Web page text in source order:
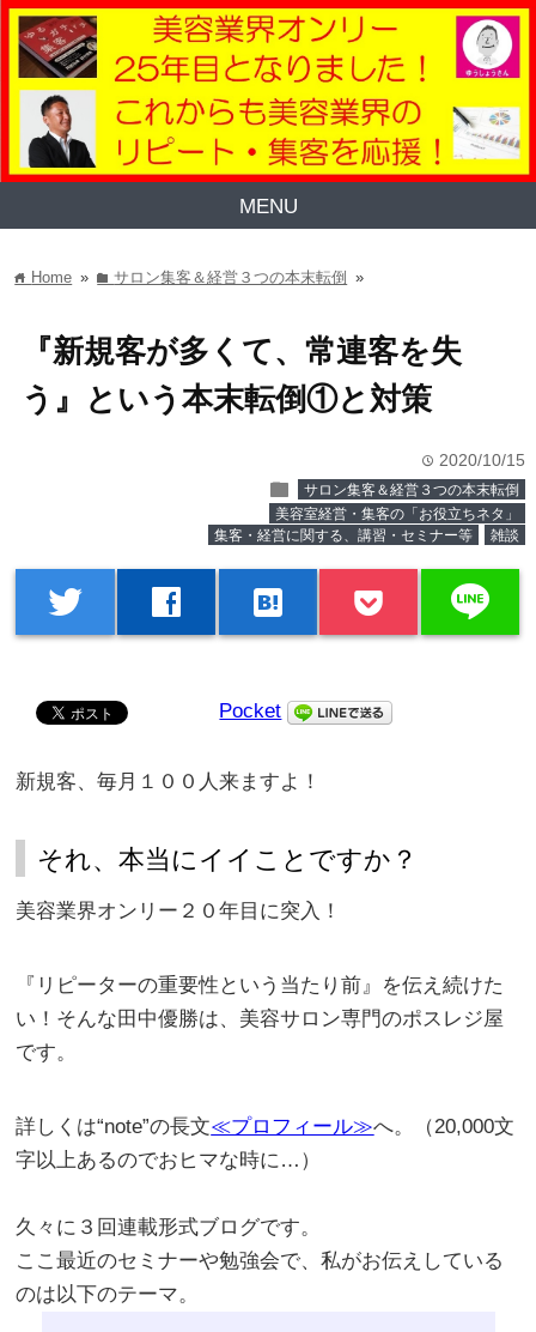
MENU
home Home » folderサロン集客＆経営３つの本末転倒 »
『新規客が多くて、常連客を失
う』という本末転倒①と対策
time 2020/10/15
folder
サロン集客＆経営３つの本末転倒
美容室経営・集客の「お役立ちネタ」
集客・経営に関する、講習・セミナー等
雑談
twitter facebook hatenabookmark line
Pocket
新規客、毎月１００人来ますよ！
それ、本当にイイことですか？
美容業界オンリー２０年目に突入！
『リピーターの重要性という当たり前』を伝え続けた
い！そんな田中優勝は、美容サロン専門のポスレジ屋
です。
詳しくは“note”の長文≪プロフィール≫へ。（20,000文
字以上あるのでおヒマな時に…）
久々に３回連載形式ブログです。
ここ最近のセミナーや勉強会で、私がお伝えしている
のは以下のテーマ。